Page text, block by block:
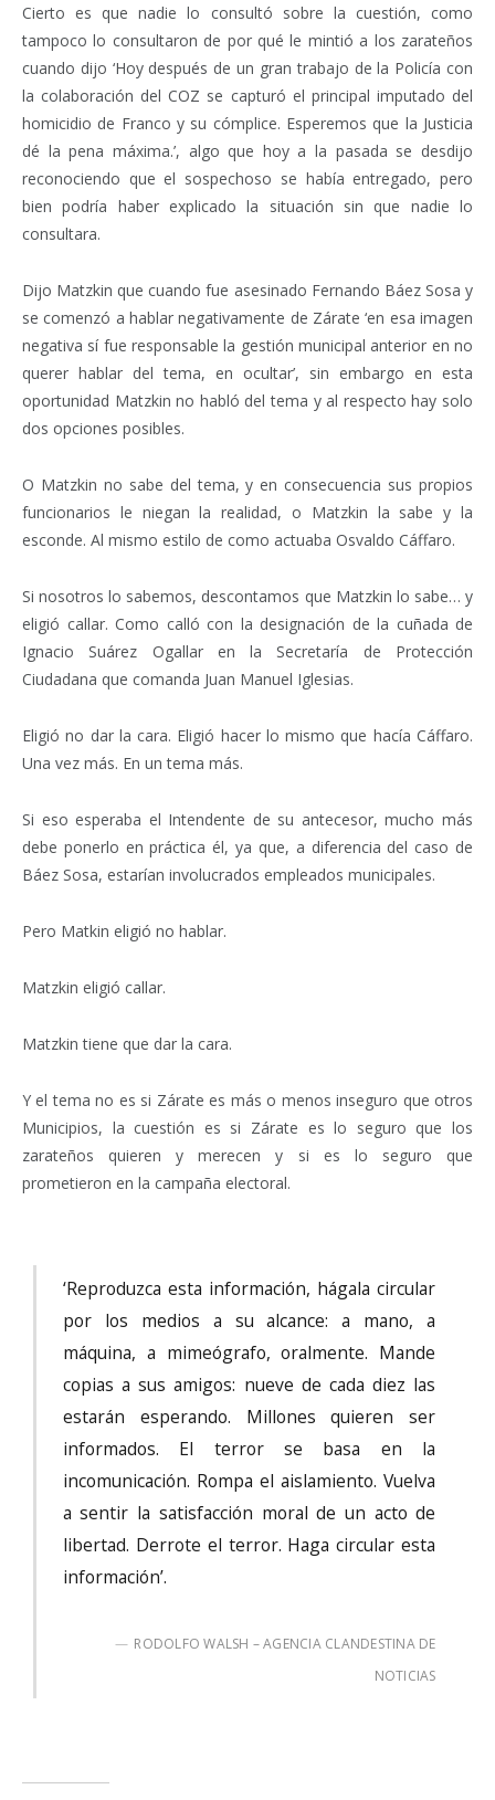
Cierto es que nadie lo consultó sobre la cuestión, como
tampoco lo consultaron de por qué le mintió a los zarateños
cuando dijo ‘Hoy después de un gran trabajo de la Policía con
la colaboración del COZ se capturó el principal imputado del
homicidio de Franco y su cómplice. Esperemos que la Justicia
dé la pena máxima.’, algo que hoy a la pasada se desdijo
reconociendo que el sospechoso se había entregado, pero
bien podría haber explicado la situación sin que nadie lo
consultara.
Dijo Matzkin que cuando fue asesinado Fernando Báez Sosa y
se comenzó a hablar negativamente de Zárate ‘en esa imagen
negativa sí fue responsable la gestión municipal anterior en no
querer hablar del tema, en ocultar’, sin embargo en esta
oportunidad Matzkin no habló del tema y al respecto hay solo
dos opciones posibles.
O Matzkin no sabe del tema, y en consecuencia sus propios
funcionarios le niegan la realidad, o Matzkin la sabe y la
esconde. Al mismo estilo de como actuaba Osvaldo Cáffaro.
Si nosotros lo sabemos, descontamos que Matzkin lo sabe… y
eligió callar. Como calló con la designación de la cuñada de
Ignacio Suárez Ogallar en la Secretaría de Protección
Ciudadana que comanda Juan Manuel Iglesias.
Eligió no dar la cara. Eligió hacer lo mismo que hacía Cáffaro.
Una vez más. En un tema más.
Si eso esperaba el Intendente de su antecesor, mucho más
debe ponerlo en práctica él, ya que, a diferencia del caso de
Báez Sosa, estarían involucrados empleados municipales.
Pero Matkin eligió no hablar.
Matzkin eligió callar.
Matzkin tiene que dar la cara.
Y el tema no es si Zárate es más o menos inseguro que otros
Municipios, la cuestión es si Zárate es lo seguro que los
zarateños quieren y merecen y si es lo seguro que
prometieron en la campaña electoral.
‘Reproduzca esta información, hágala circular
por los medios a su alcance: a mano, a
máquina, a mimeógrafo, oralmente. Mande
copias a sus amigos: nueve de cada diez las
estarán esperando. Millones quieren ser
informados. El terror se basa en la
incomunicación. Rompa el aislamiento. Vuelva
a sentir la satisfacción moral de un acto de
libertad. Derrote el terror. Haga circular esta
información’.
RODOLFO WALSH – AGENCIA CLANDESTINA DE
NOTICIAS